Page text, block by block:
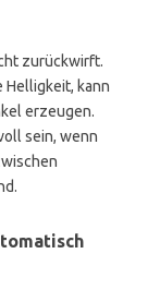
zurückwirft.
Helligkeit, kann
erzeugen.
sein, wenn